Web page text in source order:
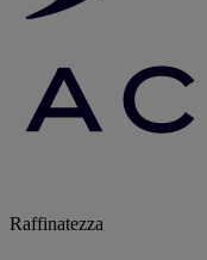
Raffinatezza